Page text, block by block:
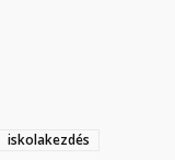
iskolakezdés